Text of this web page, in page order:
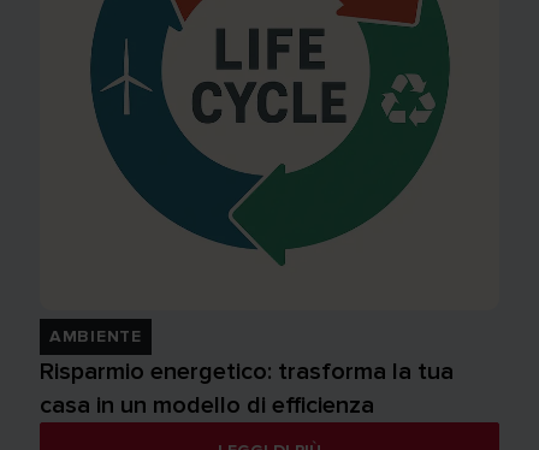
AMBIENTE
Risparmio energetico: trasforma la tua
casa in un modello di efficienza